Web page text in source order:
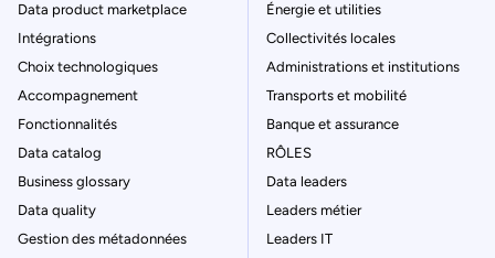
Data product marketplace
Intégrations
Choix technologiques
Accompagnement
Fonctionnalités
Data catalog
Business glossary
Data quality
Gestion des métadonnées
Énergie et utilities
Collectivités locales
Administrations et institutions
Transports et mobilité
Banque et assurance
RÔLES
Data leaders
Leaders métier
Leaders IT